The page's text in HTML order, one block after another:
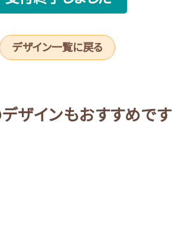
デザイン一覧に戻る
ザインもおすすめです